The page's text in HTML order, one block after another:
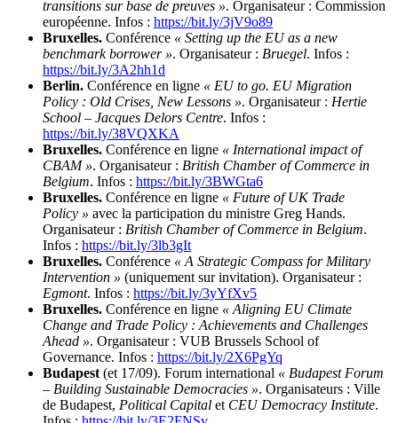
transitions sur base de preuves ». Organisateur : Commission
européenne. Infos : https://bit.ly/3jV9o89
Bruxelles. Conférence « Setting up the EU as a new
benchmark borrower ». Organisateur : Bruegel. Infos :
https://bit.ly/3A2hh1d
Berlin. Conférence en ligne « EU to go. EU Migration
Policy : Old Crises, New Lessons ». Organisateur : Hertie
School – Jacques Delors Centre. Infos :
https://bit.ly/38VQXKA
Bruxelles. Conférence en ligne « International impact of
CBAM ». Organisateur : British Chamber of Commerce in
Belgium. Infos : https://bit.ly/3BWGta6
Bruxelles. Conférence en ligne « Future of UK Trade
Policy » avec la participation du ministre Greg Hands.
Organisateur : British Chamber of Commerce in Belgium.
Infos : https://bit.ly/3lb3gIt
Bruxelles. Conférence « A Strategic Compass for Military
Intervention » (uniquement sur invitation). Organisateur :
Egmont. Infos : https://bit.ly/3yYfXv5
Bruxelles. Conférence en ligne « Aligning EU Climate
Change and Trade Policy : Achievements and Challenges
Ahead ». Organisateur : VUB Brussels School of
Governance. Infos : https://bit.ly/2X6PgYq
Budapest (et 17/09). Forum international « Budapest Forum
– Building Sustainable Democracies ». Organisateurs : Ville
de Budapest, Political Capital et CEU Democracy Institute.